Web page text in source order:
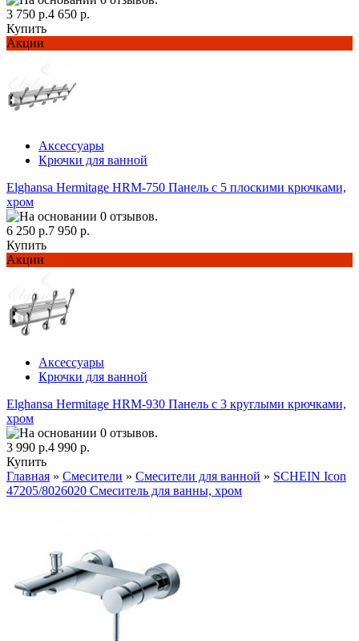
3 750 р.4 650 р.
Купить
Акции
Аксессуары
Крючки для ванной
Elghansa Hermitage HRM-750 Панель с 5 плоскими крючками,
хром
6 250 р.7 950 р.
Купить
Акции
Аксессуары
Крючки для ванной
Elghansa Hermitage HRM-930 Панель с 3 круглыми крючками,
хром
3 990 р.4 990 р.
Купить
Главная » Смесители » Смесители для ванной » SCHEIN Icon
47205/8026020 Смеситель для ванны, хром